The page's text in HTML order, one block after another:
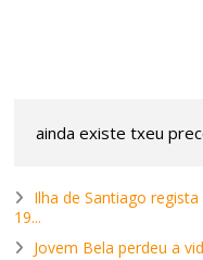
ainda existe txeu
Ilha de Santiago
19...
Jovem Bela perdeu a